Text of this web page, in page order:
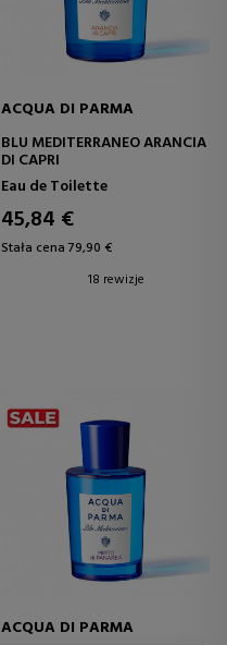
ACQUA DI PARMA
BLU MEDITERRANEO ARANCIA
DI CAPRI
Eau de Toilette
45,84 €
Stała cena 79,90 €
18 rewizje
ACQUA DI PARMA